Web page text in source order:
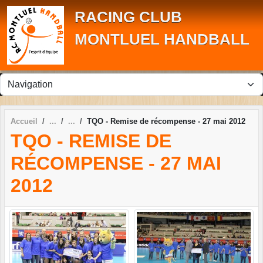
RACING CLUB
MONTLUEL HANDBALL
Accueil TQO - Remise de récompense - 27 mai 2012
TQO - REMISE DE
RÉCOMPENSE - 27 MAI
2012
Panneau de gestion des cookies